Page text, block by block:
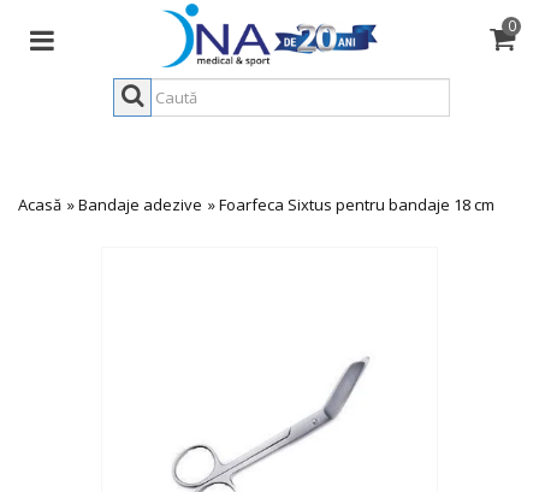
0
Acasă »Bandaje adezive »Foarfeca Sixtus pentru bandaje 18 cm